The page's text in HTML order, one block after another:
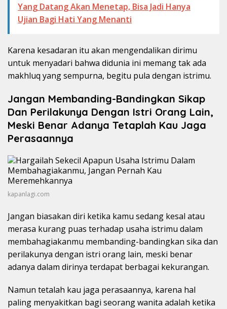
Yang Datang Akan Menetap, Bisa Jadi Hanya
Ujian Bagi Hati Yang Menanti
Karena kesadaran itu akan mengendalikan dirimu
untuk menyadari bahwa didunia ini memang tak ada
makhluq yang sempurna, begitu pula dengan istrimu.
Jangan Membanding-Bandingkan Sikap
Dan Perilakunya Dengan Istri Orang Lain,
Meski Benar Adanya Tetaplah Kau Jaga
Perasaannya
kapanlagi.com
Jangan biasakan diri ketika kamu sedang kesal atau
merasa kurang puas terhadap usaha istrimu dalam
membahagiakanmu membanding-bandingkan sika dan
perilakunya dengan istri orang lain, meski benar
adanya dalam dirinya terdapat berbagai kekurangan.
Namun tetalah kau jaga perasaannya, karena hal
paling menyakitkan bagi seorang wanita adalah ketika